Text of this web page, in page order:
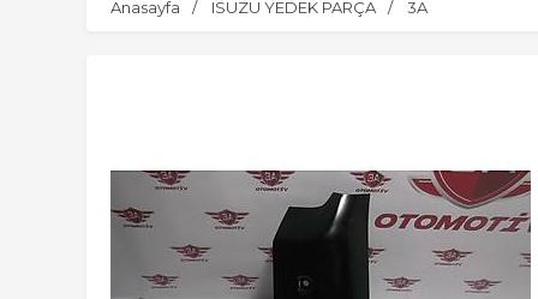
Anasayfa ISUZU YEDEK PARÇA 3A